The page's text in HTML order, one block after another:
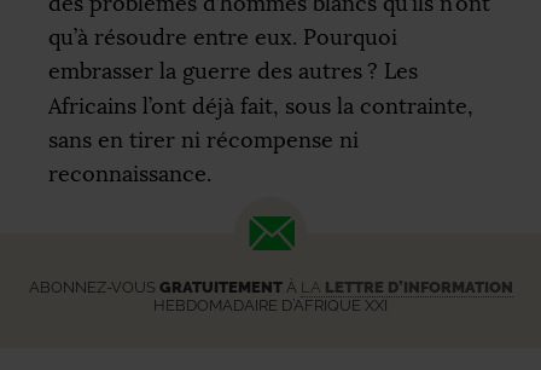
qu’à résoudre entre eux. Pourquoi
embrasser la guerre des autres ? Les
Africains l’ont déjà fait, sous la contrainte,
sans en tirer ni récompense ni
reconnaissance.
ABONNEZ-VOUS GRATUITEMENTÀ LA LETTRE D’INFORMATION
HEBDOMADAIRE D’AFRIQUE XXI